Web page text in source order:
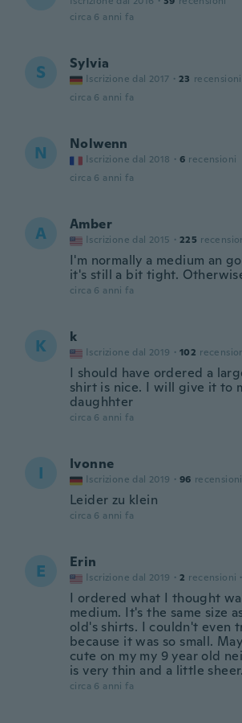
circa 6 anni fa
S Sylvia
Iscrizione dal 2017 · 23 recensioni
circa 6 anni fa
N Nolwenn
Iscrizione dal 2018 · 6 recensioni
circa 6 anni fa
A Amber
Iscrizione dal 2015 · 225
I'm normally a medium an
it's still a bit tight.
circa 6 anni fa
K k
Iscrizione dal 2019 · 102
I should have ordered a
shirt is nice. I will give it to
daughhter
circa 6 anni fa
I Ivonne
Iscrizione dal 2019 · 96 recensioni
Leider zu klein
circa 6 anni fa
E Erin
Iscrizione dal 2019 · 2 recensioni ·
I ordered what I thought
medium. It's the same size
old's shirts. I couldn't even
because it was so small.
cute on my my 9 year old
is very thin and a little sheer.
circa 6 anni fa